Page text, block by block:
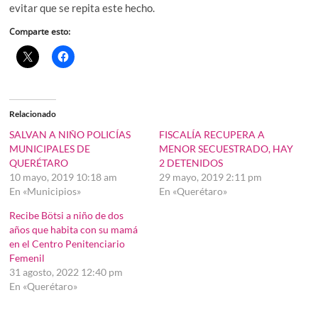
evitar que se repita este hecho.
Comparte esto:
Relacionado
SALVAN A NIÑO POLICÍAS
MUNICIPALES DE
QUERÉTARO
10 mayo, 2019 10:18 am
En «Municipios»
FISCALÍA RECUPERA A
MENOR SECUESTRADO, HAY
2 DETENIDOS
29 mayo, 2019 2:11 pm
En «Querétaro»
Recibe Bötsi a niño de dos
años que habita con su mamá
en el Centro Penitenciario
Femenil
31 agosto, 2022 12:40 pm
En «Querétaro»